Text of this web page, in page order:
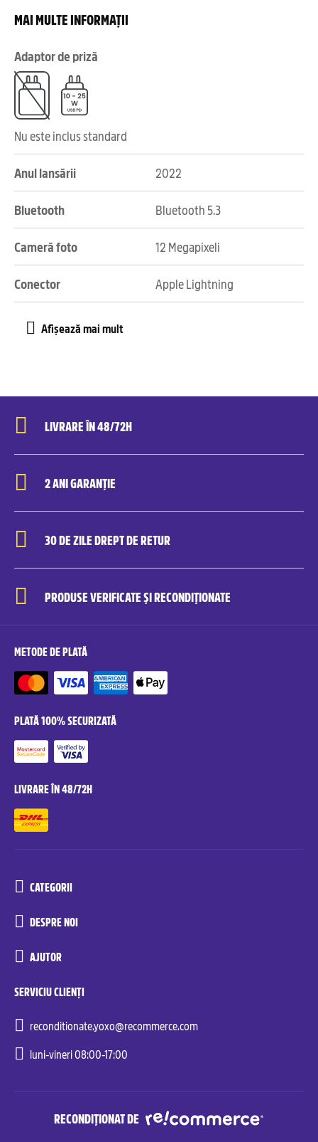
MAI MULTE INFORMAȚII
Adaptor de priză
Nu este inclus standard
Anul lansării 2022
Bluetooth Bluetooth 5.3
Cameră foto 12 Megapixeli
Conector Apple Lightning
LIVRARE ÎN 48/72H
2 ANI GARANȚIE
30 DE ZILE DREPT DE RETUR
PRODUSE VERIFICATE ȘI RECONDIȚIONATE
METODE DE PLATĂ
PLATĂ 100% SECURIZATĂ
LIVRARE ÎN 48/72H
CATEGORII
DESPRE NOI
AJUTOR
SERVICIU CLIENȚI
reconditionate.yoxo@recommerce.com
luni-vineri 08:00-17:00
RECONDIȚIONAT DE